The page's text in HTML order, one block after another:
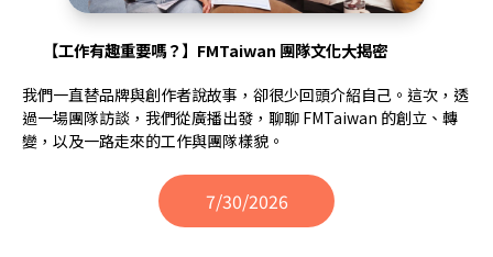
【工作有趣重要嗎？】FMTaiwan 團隊文化大揭密
我們一直替品牌與創作者說故事，卻很少回頭介紹自己。這次，透
過一場團隊訪談，我們從廣播出發，聊聊 FMTaiwan 的創立、轉
變，以及一路走來的工作與團隊樣貌。
7/30/2026